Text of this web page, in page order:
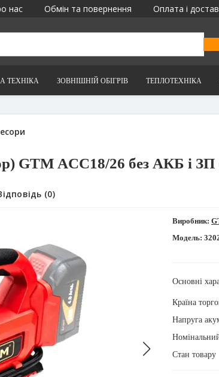
нас Обмін та повернення Оплата і
ТЕХНІКА ЗОВНІШНІЙ ОБІГРІВ ТЕПЛОТЕХНІКА
GTM AСC18/26 без АКБ і
(0)
Виробник:
Модель:
Основні
Країна
Напруга
Стан товару